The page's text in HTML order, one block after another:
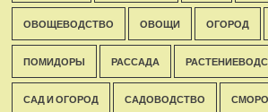
ОВОЩЕВОДСТВО ОВОЩИ ОГОРОД
ПОМИДОРЫ РАССАДА
САД И ОГОРОД САДОВОДСТВО